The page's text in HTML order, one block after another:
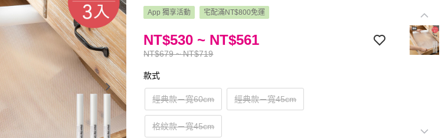
App 獨享活動 宅配滿NT$800免運
NT$679 ~ NT$719
NT$530 ~ NT$561
款式
經典款－寬60cm 經典款－寬45cm
格紋款－寬45cm